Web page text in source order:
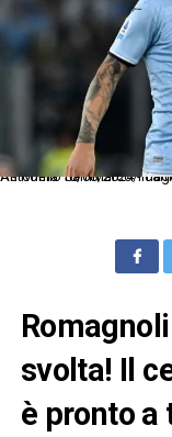
As Roma 18/08/2024 - campionato di calcio serie A /
svolta! Il
è pronto